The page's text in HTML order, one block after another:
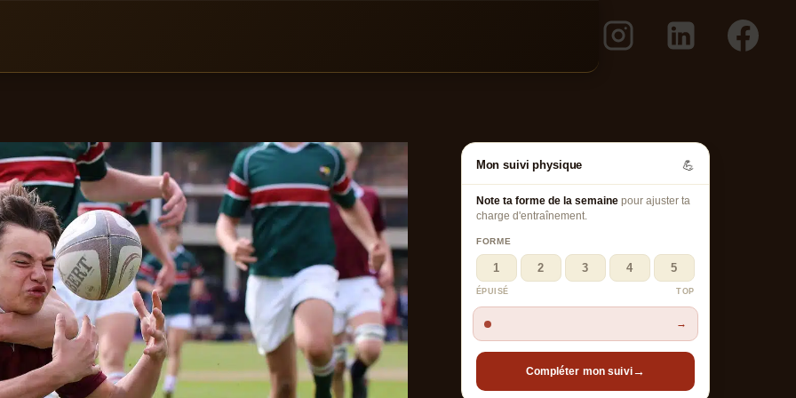
Mon suivi physique 💪
Note ta forme de la semainepour ajuster ta
charge d'entraînement.
FORME
1 2 3 4 5
ÉPUISÉ TOP
→
Compléter mon suivi→